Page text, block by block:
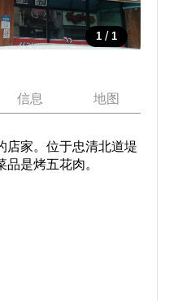
1 / 1
信息 地图
店家。位于忠清北道堤
是烤五花肉。